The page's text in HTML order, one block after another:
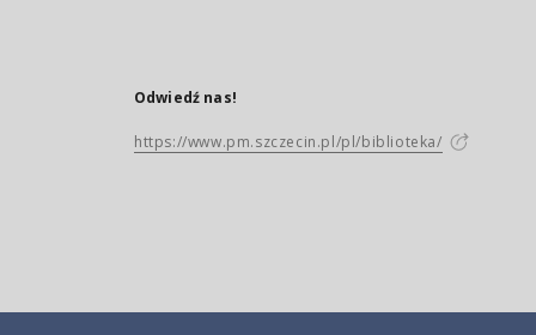
Odwiedź nas!
https://www.pm.szczecin.pl/pl/biblioteka/